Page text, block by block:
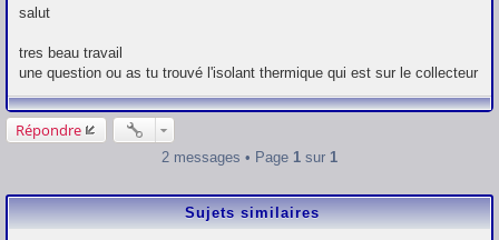
e
a
g
salut
tres beau travail
une question ou as tu trouvé l'isolant thermique qui est sur le collecteur
Répondre
2 messages • Page 1 sur 1
Sujets similaires